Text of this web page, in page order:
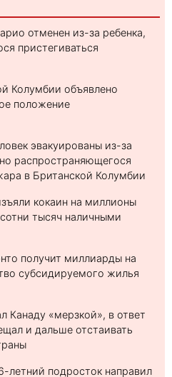
отменен из-за ребенка,
пристегиваться
Колумбии объявлено
положение
эвакуированы из-за
распространяющегося
в Британской Колумбии
кокаин на миллионы
тысяч наличными
получит миллиарды на
субсидируемого жилья
Канаду «мерзкой», в ответ
и дальше отстаивать
летний подросток направил